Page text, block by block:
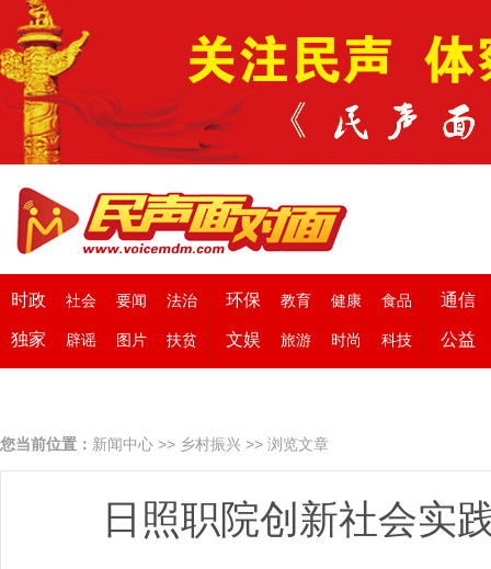
时政 社会 要闻 法治
独家 辟谣 图片 扶贫
环保 教育 健康 食品
文娱 旅游 时尚 科技
通信
公益
您当前位置： 新闻中心 >> 乡村振兴 >> 浏览文章
日照职院创新社会实